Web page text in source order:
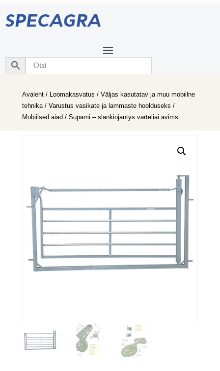
Avaleht/ Loomakasvatus / Väljas kasutatav ja muu mobiilne
tehnika/ Varustus vasikate ja lammaste hoolduseks /
Mobiilsed aiad / Supami – slankiojantys varteliai avims